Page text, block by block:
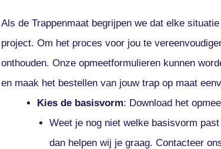
Als de Trappenmaat begrijpen we dat elke
project. Om het proces voor jou te
onthouden. Onze opmeetformulieren kunnen
en maak het bestellen van jouw trap op maat
Kies de basisvorm: Download het
Weet je nog niet welke basisvorm
dan helpen wij je graag. Contacteer